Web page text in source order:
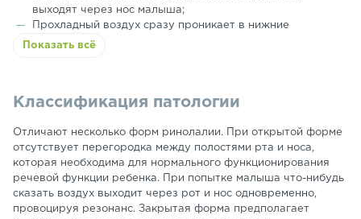
выходят через нос малыша;
Прохладный воздух сразу проникает в нижние
дыхательные пути, что провоцирует бронхиты и
задержкой;
С возрастом появляется страх к общению с
окружающими.
Показать всё
Классификация патологии
Отличают несколько форм ринолалии. При открытой форме
отсутствует перегородка между полостями рта и носа,
которая необходима для нормального функционирования
речевой функции ребенка. При попытке малыша что-нибудь
сказать воздух выходит через рот и нос одновременно,
провоцируя резонанс. Закрытая форма предполагает